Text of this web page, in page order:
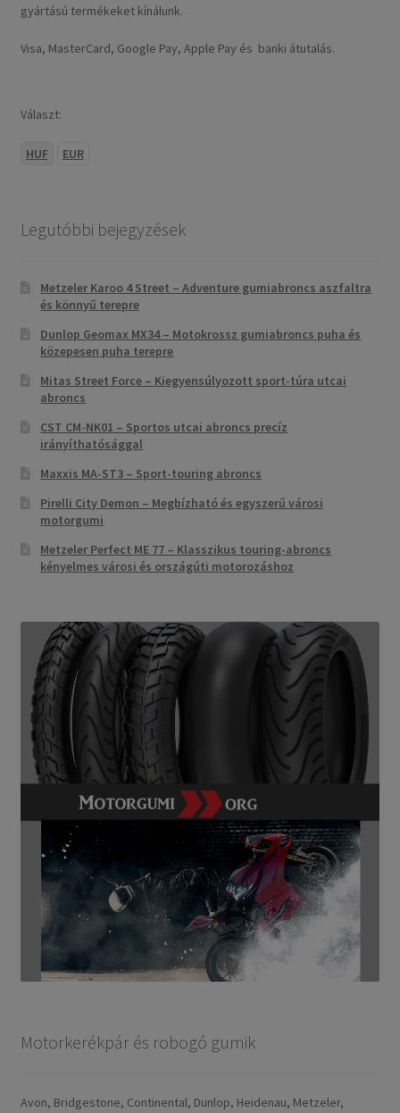
gyártású termékeket kínálunk.
Visa, MasterCard, Google Pay, Apple Pay és banki átutalás.
Választ:
HUF EUR
Legutóbbi bejegyzések
Metzeler Karoo 4 Street – Adventure gumiabroncs aszfaltra
és könnyű terepre
Dunlop Geomax MX34 – Motokrossz gumiabroncs puha és
közepesen puha terepre
Mitas Street Force – Kiegyensúlyozott sport-túra utcai
abroncs
CST CM-NK01 – Sportos utcai abroncs precíz
irányíthatósággal
Maxxis MA-ST3 – Sport-touring abroncs
Pirelli City Demon – Megbízható és egyszerű városi
motorgumi
Metzeler Perfect ME 77 – Klasszikus touring-abroncs
kényelmes városi és országúti motorozáshoz
Motorkerékpár és robogó gumik
Avon, Bridgestone, Continental, Dunlop, Heidenau, Metzeler,